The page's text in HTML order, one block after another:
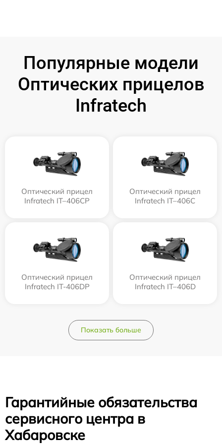
Популярные модели
Оптических прицелов
Infratech
Оптический прицел
Infratech IT–406СP
Оптический прицел
Infratech IT–406С
Оптический прицел
Infratech IT-406DP
Оптический прицел
Infratech IT–406D
Показать больше
Гарантийные обязательства
сервисного центра в
Хабаровске